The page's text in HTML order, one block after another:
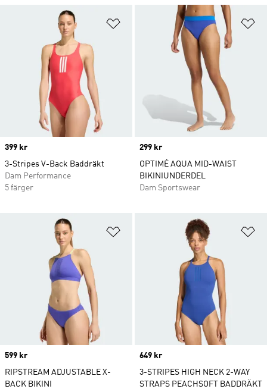
Lägg till på önskelistan
Price
399 kr
3-Stripes V-Back Baddräkt
Dam Performance
5 färger
Price
299 kr
OPTIMÉ AQUA MID-WAIST
BIKINIUNDERDEL
Dam Sportswear
Lägg till på önskelistan
Price
599 kr
RIPSTREAM ADJUSTABLE X-
BACK BIKINI
Price
649 kr
3-STRIPES HIGH NECK 2-WAY
STRAPS PEACHSOFT BADDRÄKT